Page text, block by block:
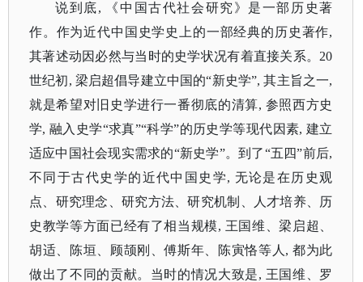
说到底, 《中国古代社会研究》是一部历史著
作。作为近代中国史学史上的一部经典的历史著作,
其著述动因必然与当时的史学状况有着直接关系。20
世纪初, 梁启超倡导建立中国的“新史学”, 其主旨之一,
就是希望对旧史学进行一番彻底的清算, 参照西方史
学, 融入史学“求真”“科学”的历史学等现代因素, 建立
适应中国社会现实需求的“新史学”。到了“五四”前后,
不同于古代史学的近代中国史学, 无论是在历史观
点、研究理念、研究方法、研究机制、人才培养、历
史教学等方面已经有了相当规模, 王国维、梁启超、
胡适、陈垣、顾颉刚、傅斯年、陈寅恪等人, 都为此
做出了不同的贡献。当时的情况大致是, 王国维、罗